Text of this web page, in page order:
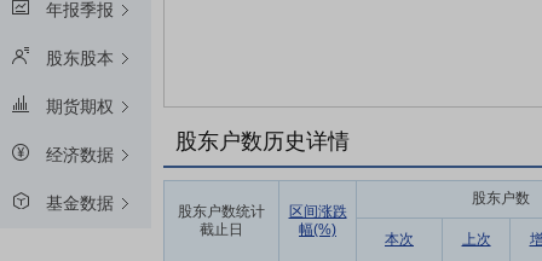
年报季报
股东股本
期货期权
经济数据
基金数据
股东户数历史详情
股东户数统计
截止日
区间涨跌
幅(%)
股东户数
本次 上次